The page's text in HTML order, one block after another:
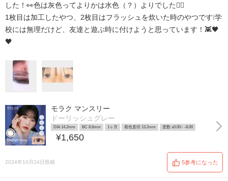
した！👀色は灰色ってよりかは水色（？）よりでした👍🏻
1枚目は加工したやつ、2枚目はフラッシュを炊いた時のやつです❕学
校には無理だけど、友達と遊ぶ時に付けようと思っています！👾🖤
🖤
モラク マンスリー
ドーリッシュグレー
DIA 14.2mm BC 8.6mm 1ヶ月 着色直径 13.2mm 度数 ±0.00~ -8.00
¥1,650
2024年10月24日投稿 5参考になった